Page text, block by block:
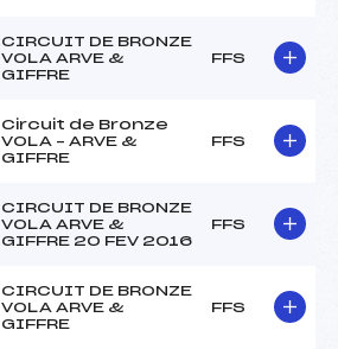
CIRCUIT DE BRONZE
VOLA ARVE &
GIFFRE
FFS
Circuit de Bronze
VOLA – ARVE &
GIFFRE
FFS
CIRCUIT DE BRONZE
VOLA ARVE &
GIFFRE 20 FEV 2016
FFS
CIRCUIT DE BRONZE
VOLA ARVE &
GIFFRE
FFS